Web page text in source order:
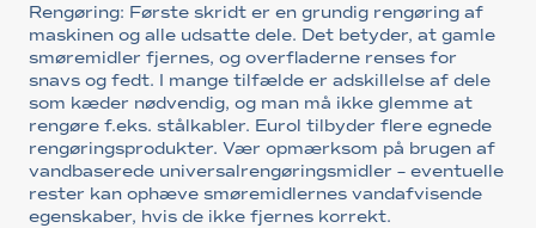
Rengøring: Første skridt er en grundig rengøring af
maskinen og alle udsatte dele. Det betyder, at gamle
smøremidler fjernes, og overfladerne renses for
snavs og fedt. I mange tilfælde er adskillelse af dele
som kæder nødvendig, og man må ikke glemme at
rengøre f.eks. stålkabler. Eurol tilbyder flere egnede
rengøringsprodukter. Vær opmærksom på brugen af
vandbaserede universalrengøringsmidler – eventuelle
rester kan ophæve smøremidlernes vandafvisende
egenskaber, hvis de ikke fjernes korrekt.